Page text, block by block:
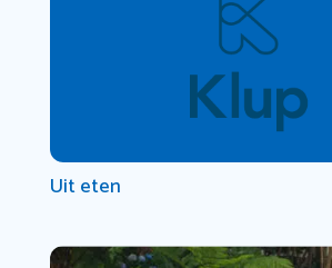
Uit eten